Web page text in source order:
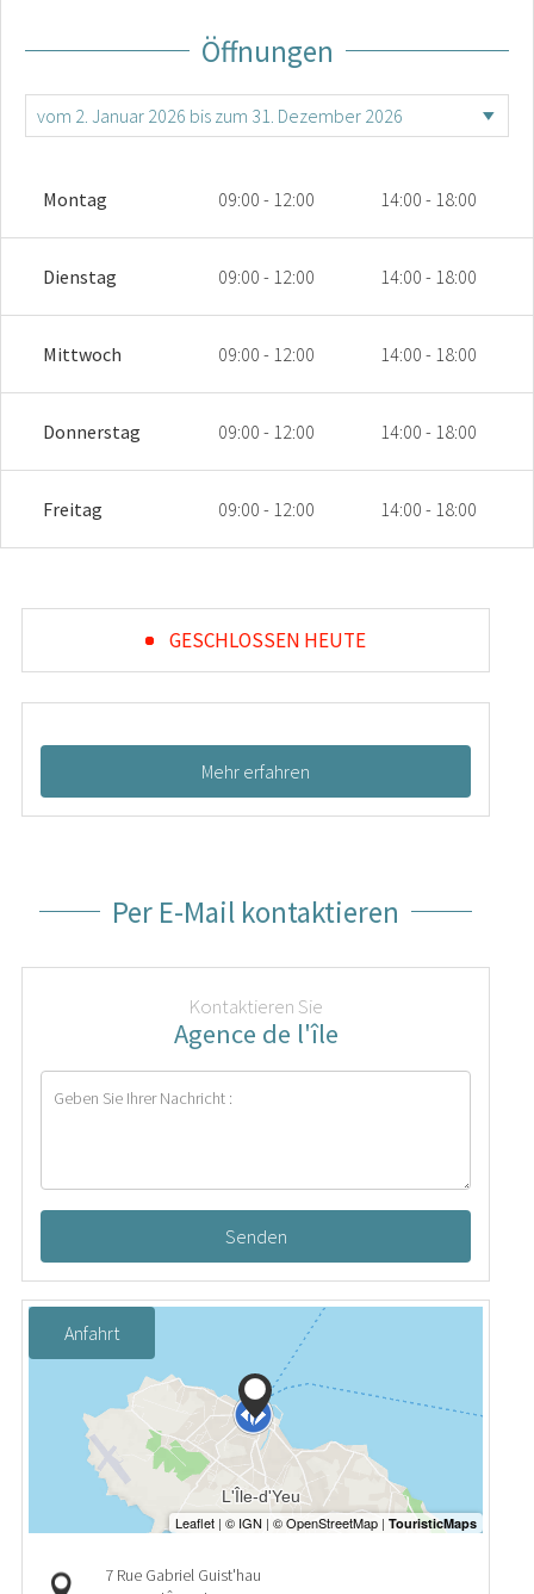
Öffnungen
Montag 09:00 - 12:00 14:00 - 18:00
Dienstag 09:00 - 12:00 14:00 - 18:00
Mittwoch 09:00 - 12:00 14:00 - 18:00
Donnerstag 09:00 - 12:00 14:00 - 18:00
Freitag 09:00 - 12:00 14:00 - 18:00
GESCHLOSSEN HEUTE
Mehr erfahren
Per E-Mail kontaktieren
Kontaktieren Sie
Agence de l'île
Senden
Anfahrt
7 Rue Gabriel Guist'hau